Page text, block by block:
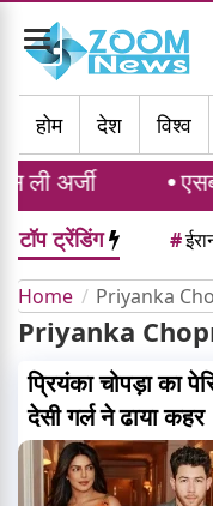
Toggle
navigation
होम
देश विश्व
अर्जी
टॉप ट्रेंडिंग #
Home Priyanka
Priyanka
प्रियंका चोपड़ा का
देसी गर्ल ने ढाया कहर